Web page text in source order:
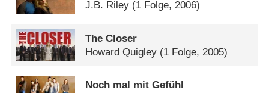
J.B. Riley (1 Folge, 2006)
The Closer
Howard Quigley (1 Folge, 2005)
Noch mal mit Gefühl